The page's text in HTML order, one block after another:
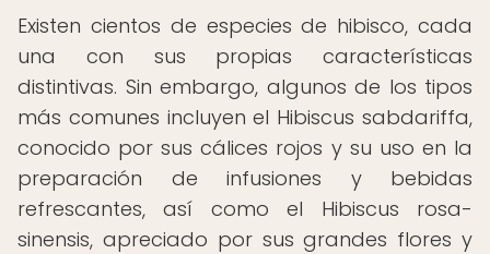
Existen cientos de especies de hibisco, cada
una con sus propias características
distintivas. Sin embargo, algunos de los tipos
más comunes incluyen el Hibiscus sabdariffa,
conocido por sus cálices rojos y su uso en la
preparación de infusiones y bebidas
refrescantes, así como el Hibiscus rosa-
sinensis, apreciado por sus grandes flores y